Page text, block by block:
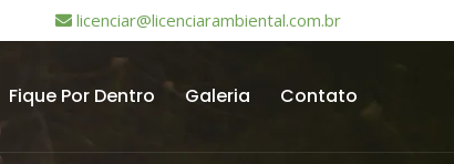
licenciar@licenciarambiental.com.br
Fique Por Dentro Galeria Contato